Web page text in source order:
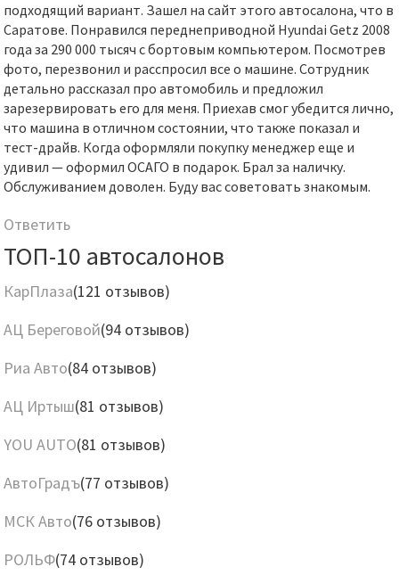
подходящий вариант. Зашел на сайт этого автосалона, что в
Саратове. Понравился переднеприводной Hyundai Getz 2008
года за 290 000 тысяч с бортовым компьютером. Посмотрев
фото, перезвонил и расспросил все о машине. Сотрудник
детально рассказал про автомобиль и предложил
зарезервировать его для меня. Приехав смог убедится лично,
что машина в отличном состоянии, что также показал и
тест-драйв. Когда оформляли покупку менеджер еще и
удивил — оформил ОСАГО в подарок. Брал за наличку.
Обслуживанием доволен. Буду вас советовать знакомым.
Ответить
ТОП-10 автосалонов
КарПлаза(121 отзывов)
АЦ Береговой(94 отзывов)
Риа Авто(84 отзывов)
АЦ Иртыш(81 отзывов)
YOU AUTO(81 отзывов)
АвтоГрадъ(77 отзывов)
МСК Авто(76 отзывов)
РОЛЬФ(74 отзывов)